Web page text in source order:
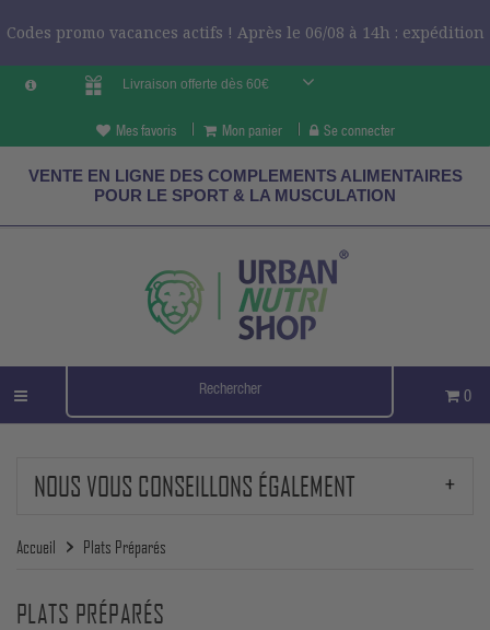
Codes promo vacances actifs ! Après le 06/08 à 14h : expédition
Livraison offerte dès 60€
Mes favoris Mon panier Se connecter
VENTE EN LIGNE DES COMPLEMENTS ALIMENTAIRES
POUR LE SPORT & LA MUSCULATION
0
NOUS VOUS CONSEILLONS ÉGALEMENT
Accueil Plats Préparés
PLATS PRÉPARÉS